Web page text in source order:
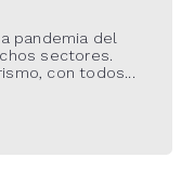
pandemia del
sectores.
con todos...